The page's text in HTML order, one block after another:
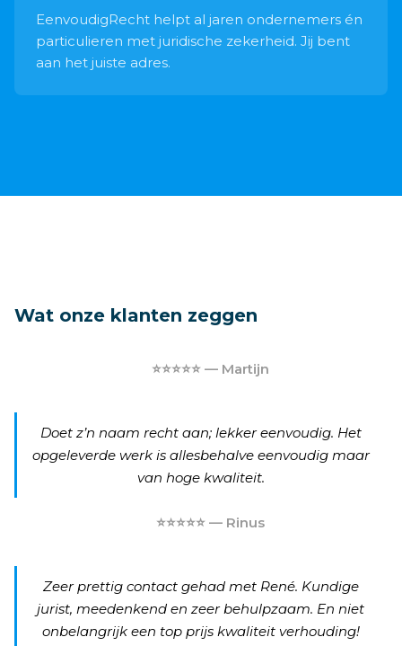
EenvoudigRecht helpt al jaren ondernemers én
particulieren met juridische zekerheid. Jij bent
aan het juiste adres.
Wat onze klanten zeggen
⭐⭐⭐⭐⭐ — Martijn
Doet z’n naam recht aan; lekker eenvoudig. Het
opgeleverde werk is allesbehalve eenvoudig maar
van hoge kwaliteit.
⭐⭐⭐⭐⭐ — Rinus
Zeer prettig contact gehad met René. Kundige
jurist, meedenkend en zeer behulpzaam. En niet
onbelangrijk een top prijs kwaliteit verhouding!